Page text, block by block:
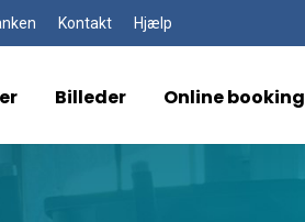
Kontakt Hjælp
Billeder Online booking